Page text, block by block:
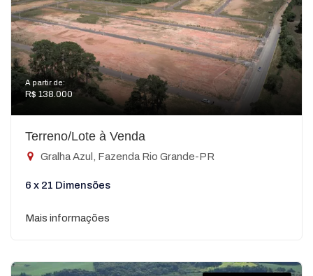
A partir de:
R$ 138.000
Terreno/Lote à Venda
Gralha Azul, Fazenda Rio Grande-PR
6 x 21 Dimensões
Mais informações